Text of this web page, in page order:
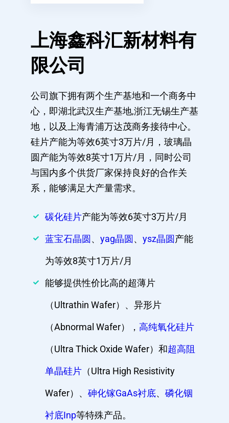
上海鑫科汇新材料有
限公司
公司旗下拥有两个生产基地和一个商务中
心，即湖北武汉生产基地,浙江无锡生产基
地，以及上海青浦万达茂商务接待中心。
硅片产能为等效6英寸3万片/月，玻璃晶
圆产能为等效8英寸1万片/月，同时公司
与国内多个供货厂家保持良好的合作关
系，能够满足大产量需求。
碳化硅片产能为等效6英寸3万片/月
蓝宝石晶圆 、 yag晶圆 、 ysz晶圆 产能
为等效8英寸1万片/月
能够提供性价比高的超薄片
（Ultrathin Wafer）、异形片
（Abnormal Wafer）， 高纯氧化硅片
（Ultra Thick Oxide Wafer）和超高阻
单晶硅片 （Ultra High Resistivity
Wafer）、 砷化镓GaAs衬底、 磷化铟
衬底Inp等特殊产品。